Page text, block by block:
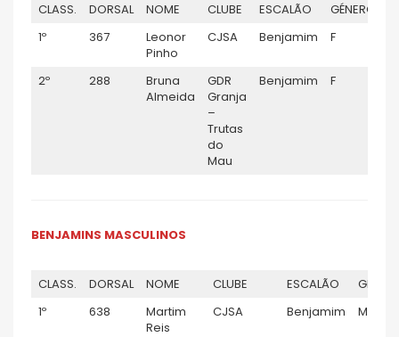
CLASS. DORSAL NOME CLUBE ESCALÃO
GÉNERO
1º
367
Leonor
Pinho
CJSA Benjamim F
2º 288
Bruna
Almeida
GDR
Granja
–
Trutas
do
Mau
Benjamim F
BENJAMINS MASCULINOS
CLASS. DORSAL NOME CLUBE ESCALÃO
1º
638
Martim
Reis
CJSA Benjamim M